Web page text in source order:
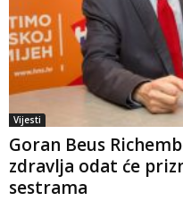
Vijesti
Goran Beus
zdravlja odat će
sestrama